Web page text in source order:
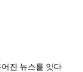
진 뉴스를 잇다